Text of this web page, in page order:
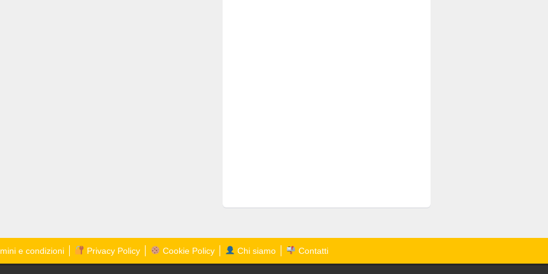
e condizioni Privacy Policy Cookie Policy Chi siamo Contatti